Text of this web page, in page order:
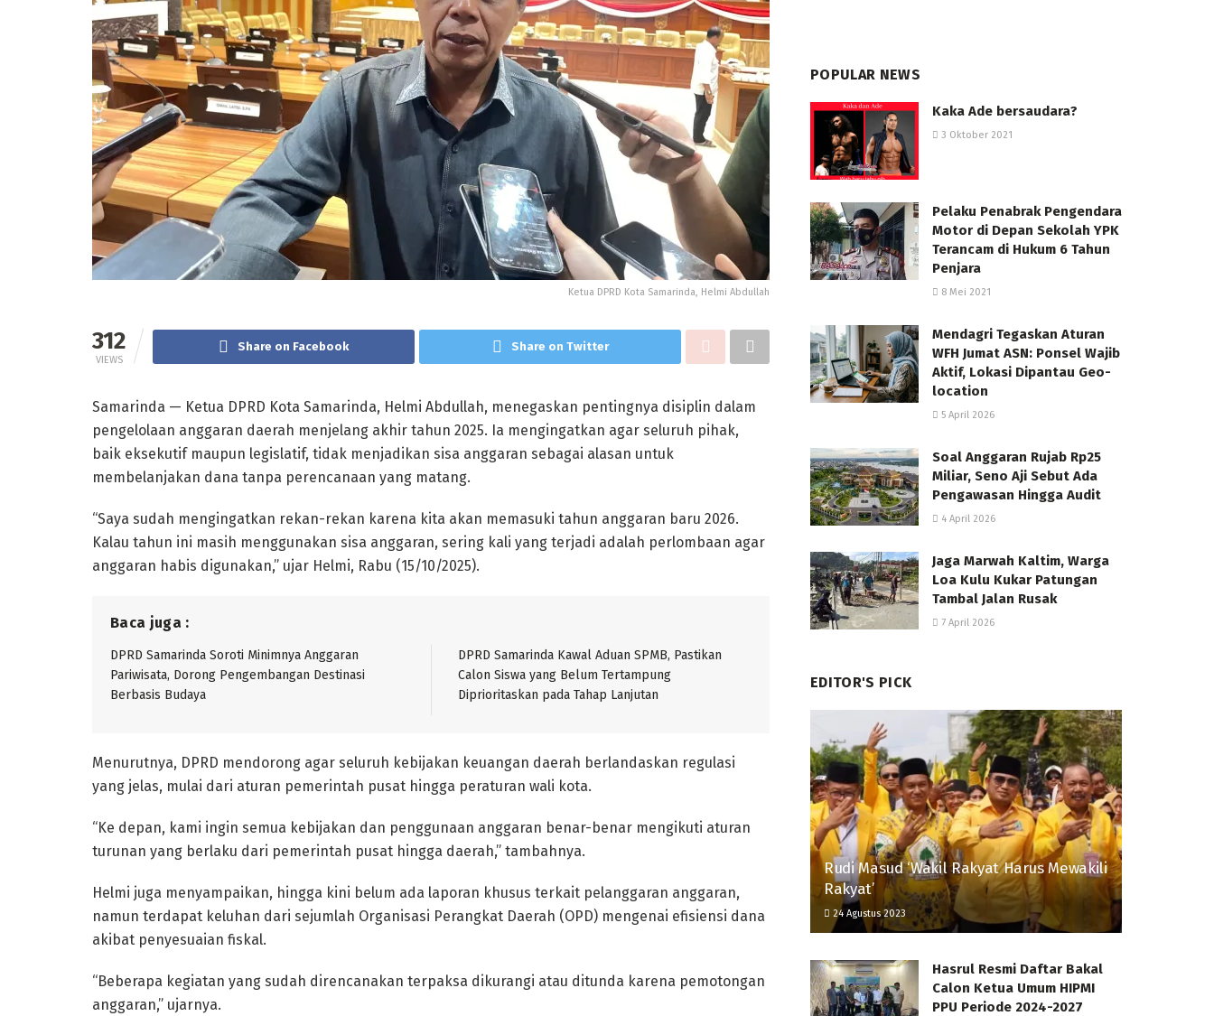
Ketua DPRD Kota Samarinda, Helmi Abdullah
312
VIEWS
Share on Facebook Share on Twitter
Samarinda — Ketua DPRD Kota Samarinda, Helmi Abdullah, menegaskan pentingnya disiplin dalam
pengelolaan anggaran daerah menjelang akhir tahun 2025. Ia mengingatkan agar seluruh pihak,
baik eksekutif maupun legislatif, tidak menjadikan sisa anggaran sebagai alasan untuk
membelanjakan dana tanpa perencanaan yang matang.
“Saya sudah mengingatkan rekan-rekan karena kita akan memasuki tahun anggaran baru 2026.
Kalau tahun ini masih menggunakan sisa anggaran, sering kali yang terjadi adalah perlombaan agar
anggaran habis digunakan,” ujar Helmi, Rabu (15/10/2025).
Baca juga :
DPRD Samarinda Soroti Minimnya Anggaran
Pariwisata, Dorong Pengembangan Destinasi
Berbasis Budaya
DPRD Samarinda Kawal Aduan SPMB, Pastikan
Calon Siswa yang Belum Tertampung
Diprioritaskan pada Tahap Lanjutan
Menurutnya, DPRD mendorong agar seluruh kebijakan keuangan daerah berlandaskan regulasi
yang jelas, mulai dari aturan pemerintah pusat hingga peraturan wali kota.
“Ke depan, kami ingin semua kebijakan dan penggunaan anggaran benar-benar mengikuti aturan
turunan yang berlaku dari pemerintah pusat hingga daerah,” tambahnya.
Helmi juga menyampaikan, hingga kini belum ada laporan khusus terkait pelanggaran anggaran,
namun terdapat keluhan dari sejumlah Organisasi Perangkat Daerah (OPD) mengenai efisiensi dana
akibat penyesuaian fiskal.
“Beberapa kegiatan yang sudah direncanakan terpaksa dikurangi atau ditunda karena pemotongan
anggaran,” ujarnya.
POPULAR NEWS
Kaka Ade bersaudara?
3 Oktober 2021
Pelaku Penabrak Pengendara
Motor di Depan Sekolah YPK
Terancam di Hukum 6 Tahun
Penjara
8 Mei 2021
Mendagri Tegaskan Aturan
WFH Jumat ASN: Ponsel Wajib
Aktif, Lokasi Dipantau Geo-
location
5 April 2026
Soal Anggaran Rujab Rp25
Miliar, Seno Aji Sebut Ada
Pengawasan Hingga Audit
4 April 2026
Jaga Marwah Kaltim, Warga
Loa Kulu Kukar Patungan
Tambal Jalan Rusak
7 April 2026
EDITOR'S PICK
Rudi Masud ‘Wakil Rakyat Harus Mewakili
Rakyat’
24 Agustus 2023
Hasrul Resmi Daftar Bakal
Calon Ketua Umum HIPMI
PPU Periode 2024-2027